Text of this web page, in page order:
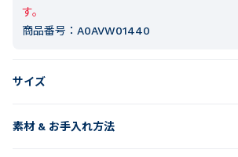
す。
商品番号： A0AVW01440
サイズ
素材 & お手入れ方法